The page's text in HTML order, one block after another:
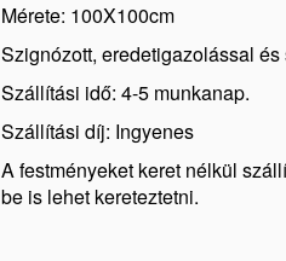
Mérete: 100X100cm
Szignózott, eredetigazolással
Szállítási idő: 4-5 munkanap.
Szállítási díj: Ingyenes
A festményeket keret nélkül
be is lehet kereteztetni.